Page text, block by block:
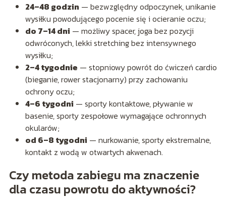
24–48 godzin — bezwzględny odpoczynek, unikanie
wysiłku powodującego pocenie się i ocieranie oczu;
do 7–14 dni — możliwy spacer, joga bez pozycji
odwróconych, lekki stretching bez intensywnego
wysiłku;
2–4 tygodnie — stopniowy powrót do ćwiczeń cardio
(bieganie, rower stacjonarny) przy zachowaniu
ochrony oczu;
4–6 tygodni — sporty kontaktowe, pływanie w
basenie, sporty zespołowe wymagające ochronnych
okularów;
od 6–8 tygodni — nurkowanie, sporty ekstremalne,
kontakt z wodą w otwartych akwenach.
Czy metoda zabiegu ma znaczenie
dla czasu powrotu do aktywności?